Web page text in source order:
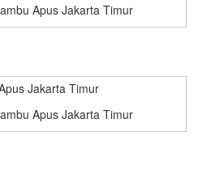
Apus Jakarta Timur
Apus Jakarta Timur